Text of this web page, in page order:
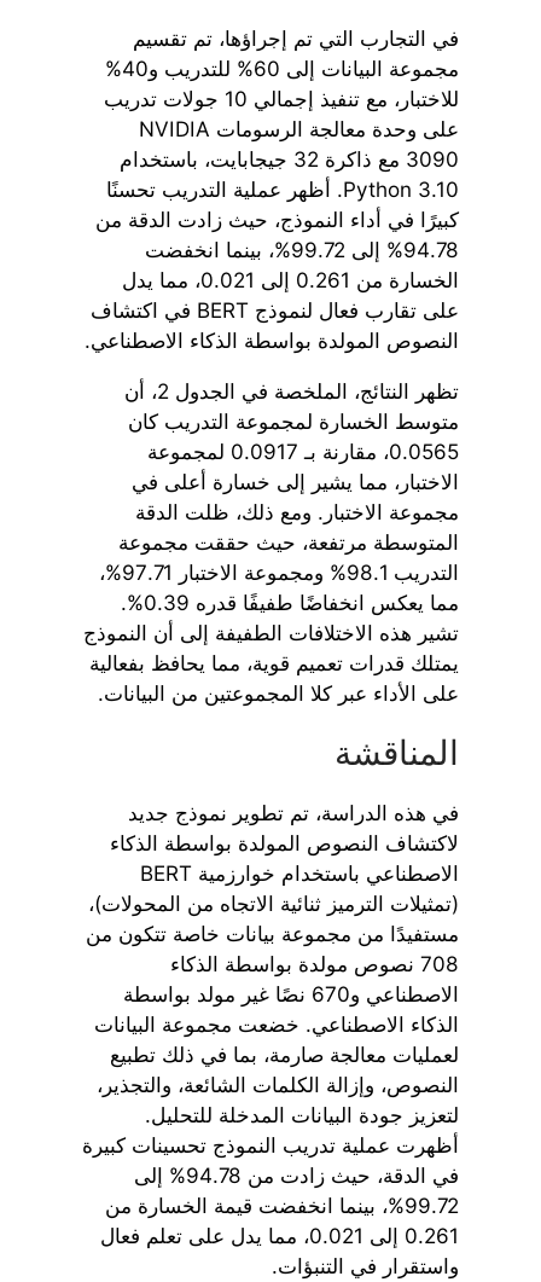
في التجارب التي تم إجراؤها، تم تقسيم
مجموعة البيانات إلى 60% للتدريب و40%
للاختبار، مع تنفيذ إجمالي 10 جولات تدريب
على وحدة معالجة الرسومات NVIDIA
3090 مع ذاكرة 32 جيجابايت، باستخدام
Python 3.10. أظهر عملية التدريب تحسنًا
كبيرًا في أداء النموذج، حيث زادت الدقة من
94.78% إلى 99.72%، بينما انخفضت
الخسارة من 0.261 إلى 0.021، مما يدل
على تقارب فعال لنموذج BERT في اكتشاف
النصوص المولدة بواسطة الذكاء الاصطناعي.
تظهر النتائج، الملخصة في الجدول 2، أن
متوسط الخسارة لمجموعة التدريب كان
0.0565، مقارنة بـ 0.0917 لمجموعة
الاختبار، مما يشير إلى خسارة أعلى في
مجموعة الاختبار. ومع ذلك، ظلت الدقة
المتوسطة مرتفعة، حيث حققت مجموعة
التدريب 98.1% ومجموعة الاختبار 97.71%،
مما يعكس انخفاضًا طفيفًا قدره 0.39%.
تشير هذه الاختلافات الطفيفة إلى أن النموذج
يمتلك قدرات تعميم قوية، مما يحافظ بفعالية
على الأداء عبر كلا المجموعتين من البيانات.
المناقشة
في هذه الدراسة، تم تطوير نموذج جديد
لاكتشاف النصوص المولدة بواسطة الذكاء
الاصطناعي باستخدام خوارزمية BERT
(تمثيلات الترميز ثنائية الاتجاه من المحولات)،
مستفيدًا من مجموعة بيانات خاصة تتكون من
708 نصوص مولدة بواسطة الذكاء
الاصطناعي و670 نصًا غير مولد بواسطة
الذكاء الاصطناعي. خضعت مجموعة البيانات
لعمليات معالجة صارمة، بما في ذلك تطبيع
النصوص، وإزالة الكلمات الشائعة، والتجذير،
لتعزيز جودة البيانات المدخلة للتحليل.
أظهرت عملية تدريب النموذج تحسينات كبيرة
في الدقة، حيث زادت من 94.78% إلى
99.72%، بينما انخفضت قيمة الخسارة من
0.261 إلى 0.021، مما يدل على تعلم فعال
واستقرار في التنبؤات.